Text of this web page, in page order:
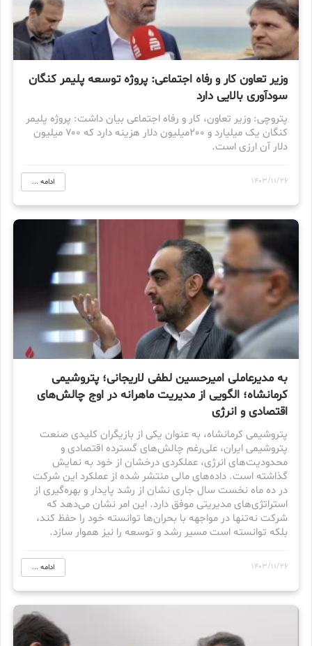
وزیر تعاون کار و‌ رفاه اجتماعی: پروژه توسعه پلیمر کنگان
سودآوری بالایی دارد
پتروچی: وزیر تعاون، کار و رفاه اجتماعی بیان داشت: پروژه پلیمر
کنگان یک میلیارد و 200میلیون دلار هزینه دارد که ۷۰۰ میلیون
دلار آن ارزی است.
1403/11/26 ادامه ...
به مدیرعاملی امیرحسین لطفی لاریجانی؛ پتروشیمی
کرمانشاه؛ الگویی از مدیریت ماهرانه در اوج چالش‌های
اقتصادی و انرژی
پتروشیمی کرمانشاه، به عنوان یکی از بازیگران کلیدی صنعت
پتروشیمی ایران، علی‌رغم چالش‌های گسترده اقتصادی و
محدودیت‌های انرژی، عملکردی درخشان از خود به نمایش
گذاشته است. داده‌های مالی منتشر شده از عملکرد این شرکت
در ده ماه نخست سال جاری نشان از رشد پایدار و بهره‌گیری از
استراتژی‌های مدیریتی موفق دارد. این امر نشان می‌دهد که
شرکت نه‌تنها در مواجهه با بحران‌ها توانسته خود را حفظ کند،
بلکه توانسته است مسیر رشد و توسعه را نیز هموار سازد.
1403/11/26 ادامه ...